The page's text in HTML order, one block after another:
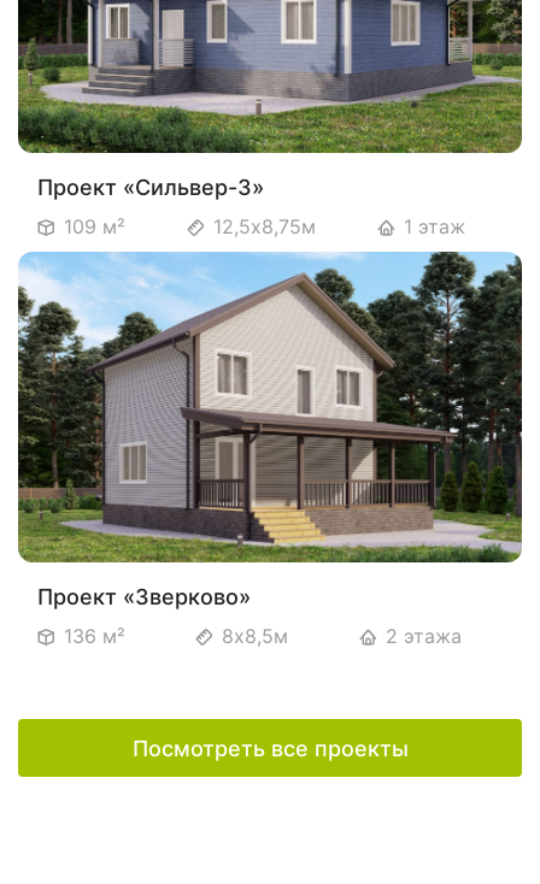
Проект «Сильвер-3»
109 м² 12,5х8,75м 1 этаж
Проект «Зверково»
136 м² 8х8,5м 2 этажа
Посмотреть все проекты